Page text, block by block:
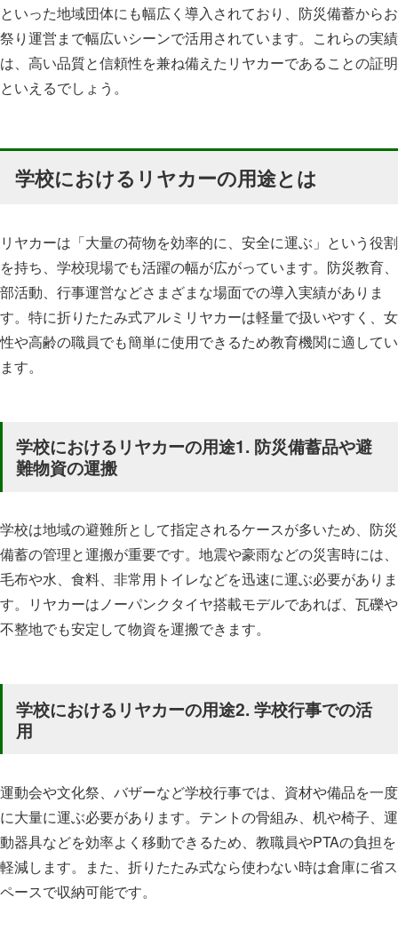
といった地域団体にも幅広く導入されており、防災備蓄からお
祭り運営まで幅広いシーンで活用されています。これらの実績
は、高い品質と信頼性を兼ね備えたリヤカーであることの証明
といえるでしょう。
学校におけるリヤカーの用途とは
リヤカーは「大量の荷物を効率的に、安全に運ぶ」という役割
を持ち、学校現場でも活躍の幅が広がっています。防災教育、
部活動、行事運営などさまざまな場面での導入実績がありま
す。特に折りたたみ式アルミリヤカーは軽量で扱いやすく、女
性や高齢の職員でも簡単に使用できるため教育機関に適してい
ます。
学校におけるリヤカーの用途1. 防災備蓄品や避
難物資の運搬
学校は地域の避難所として指定されるケースが多いため、防災
備蓄の管理と運搬が重要です。地震や豪雨などの災害時には、
毛布や水、食料、非常用トイレなどを迅速に運ぶ必要がありま
す。リヤカーはノーパンクタイヤ搭載モデルであれば、瓦礫や
不整地でも安定して物資を運搬できます。
学校におけるリヤカーの用途2. 学校行事での活
用
運動会や文化祭、バザーなど学校行事では、資材や備品を一度
に大量に運ぶ必要があります。テントの骨組み、机や椅子、運
動器具などを効率よく移動できるため、教職員やPTAの負担を
軽減します。また、折りたたみ式なら使わない時は倉庫に省ス
ペースで収納可能です。